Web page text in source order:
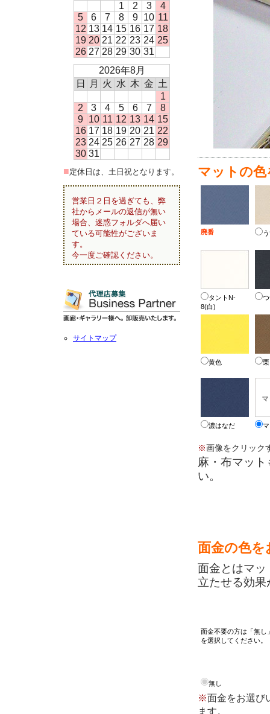
マットの
廃番
タントN-
8(白)
黄色 栗
濃はなだ
※画像をクリック
麻・布マッ
い。
面金の色を
面金とはマ
立たせる効
面金不要の方は「無し
を選択してください。
無し
※面金をお選び
ます。
1
2 3
4
5
6 7 8 9 10 11
12 13 14 15 16 17 18
19 20 21 22 23 24 25
26 27 28 29 30 31
2026年8月
日
月 火 水 木 金 土
1
2
3 4 5 6 7
8
9 10 11 12 13 14 15
16 17 18 19 20 21 22
23 24 25 26 27 28 29
30 31
■定休日は、土日祝となります。
営業日２日を過ぎても、弊
社からメールの返信が無い
場合、迷惑フォルダへ届い
ている可能性がございま
す。
今一度ご確認ください。
サイトマップ